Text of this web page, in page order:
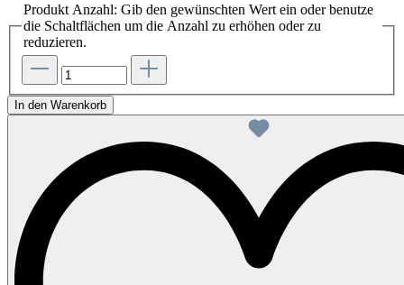
Produkt Anzahl: Gib den gewünschten Wert ein oder benutze
die Schaltflächen um die Anzahl zu erhöhen oder zu
reduzieren.
In den Warenkorb